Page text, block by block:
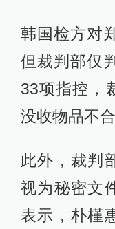
韩国检方对
但裁判部仅
33项指控，
没收物品不
此外，裁判
视为秘密文
表示，朴槿